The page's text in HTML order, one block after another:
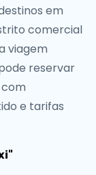
em
comercial
viagem
reservar
com
e tarifas